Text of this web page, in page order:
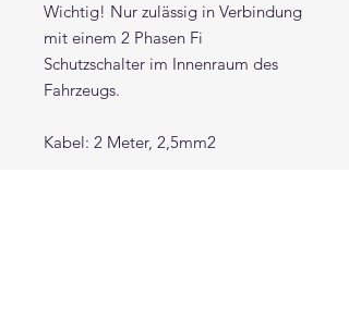
Wichtig! Nur zulässig in Verbindung
mit einem 2 Phasen Fi
Schutzschalter im Innenraum des
Fahrzeugs.
Kabel: 2 Meter, 2,5mm2